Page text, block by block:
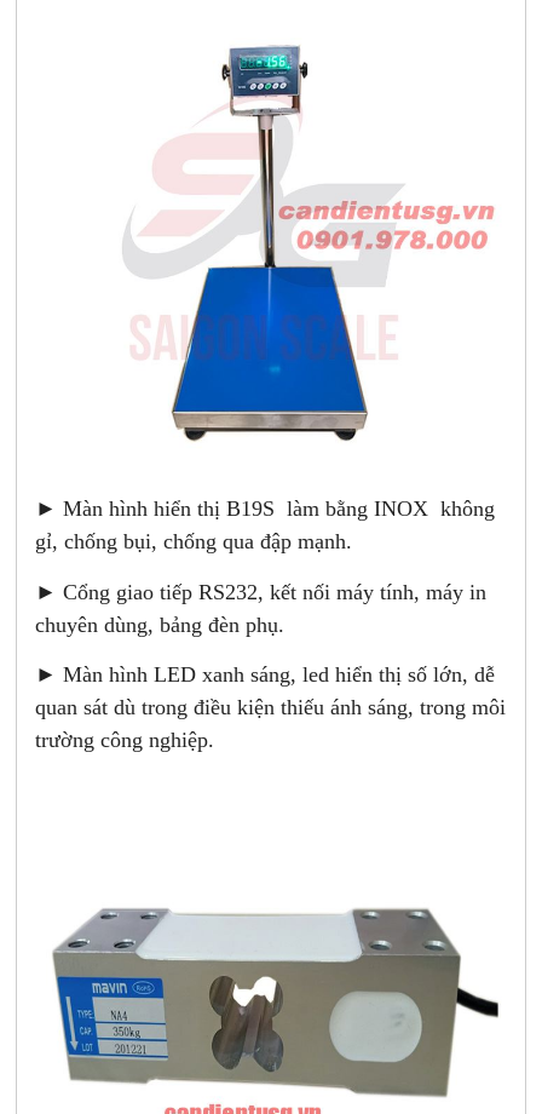
► Màn hình hiển thị B19S làm bằng INOX không
gỉ, chống bụi, chống qua đập mạnh.
► Cổng giao tiếp RS232, kết nối máy tính, máy in
chuyên dùng, bảng đèn phụ.
► Màn hình LED xanh sáng, led hiển thị số lớn, dễ
quan sát dù trong điều kiện thiếu ánh sáng, trong môi
trường công nghiệp.